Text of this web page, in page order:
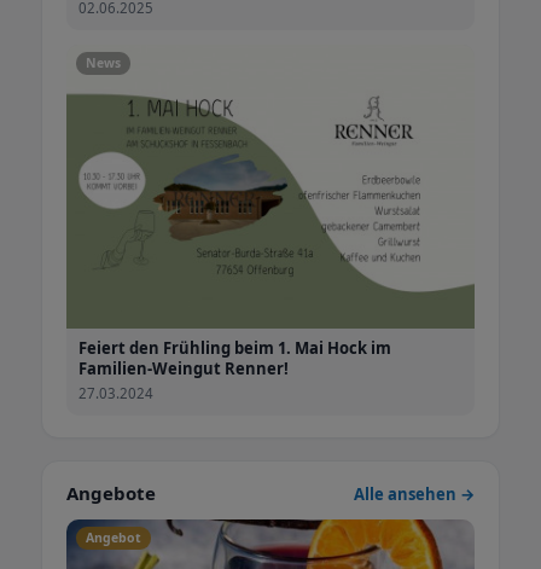
02.06.2025
News
Feiert den Frühling beim 1. Mai Hock im
Familien-Weingut Renner!
27.03.2024
Angebote Alle ansehen →
Angebot